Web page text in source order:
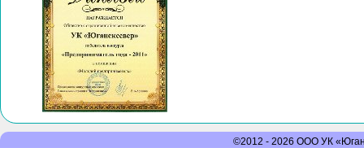
©2012 - 2026 ООО УК